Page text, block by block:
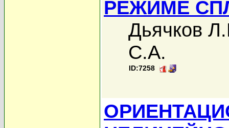
РЕЖИМЕ
Дьячков
С.А.
ID:7258